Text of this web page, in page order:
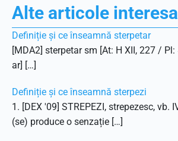
Alte articole
Definiție și ce înseamnă sterpetar
[MDA2] sterpetar sm [At: H XII, 227 /
ar] […]
Definiție și ce înseamnă sterpezi
1. [DEX '09] STREPEZI, strepezesc, vb.
(se) produce o senzație […]